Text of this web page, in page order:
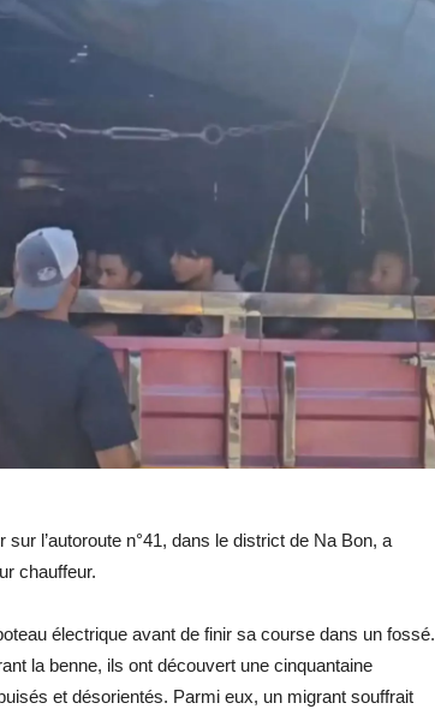
l’autoroute n°41, dans le district de Na Bon, a
chauffeur.
électrique avant de finir sa course dans un fossé.
la benne, ils ont découvert une cinquantaine
et désorientés. Parmi eux, un migrant souffrait